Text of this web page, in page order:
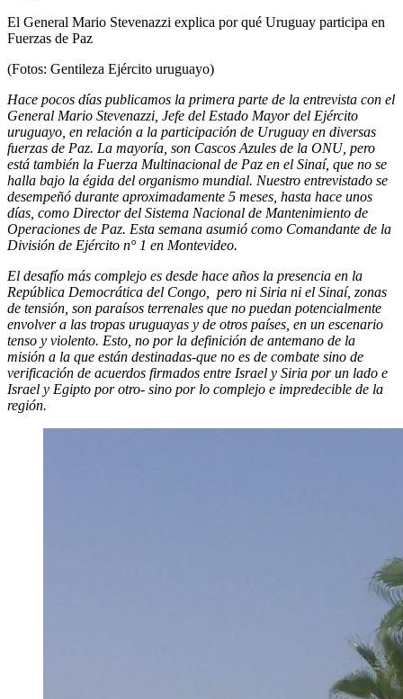
El General Mario Stevenazzi explica por qué Uruguay participa en
Fuerzas de Paz
(Fotos: Gentileza Ejército uruguayo)
Hace pocos días publicamos la primera parte de la entrevista con el
General Mario Stevenazzi, Jefe del Estado Mayor del Ejército
uruguayo, en relación a la participación de Uruguay en diversas
fuerzas de Paz. La mayoría, son Cascos Azules de la ONU, pero
está también la Fuerza Multinacional de Paz en el Sinaí, que no se
halla bajo la égida del organismo mundial. Nuestro entrevistado se
desempeñó durante aproximadamente 5 meses, hasta hace unos
días, como Director del Sistema Nacional de Mantenimiento de
Operaciones de Paz. Esta semana asumió como Comandante de la
División de Ejército n° 1 en Montevideo.
El desafío más complejo es desde hace años la presencia en la
República Democrática del Congo, pero ni Siria ni el Sinaí, zonas
de tensión, son paraísos terrenales que no puedan potencialmente
envolver a las tropas uruguayas y de otros países, en un escenario
tenso y violento. Esto, no por la definición de antemano de la
misión a la que están destinadas-que no es de combate sino de
verificación de acuerdos firmados entre Israel y Siria por un lado e
Israel y Egipto por otro- sino por lo complejo e impredecible de la
región.